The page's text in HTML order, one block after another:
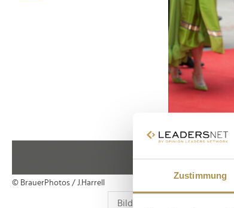
Zustimmung
© BrauerPhotos / J.Harrell